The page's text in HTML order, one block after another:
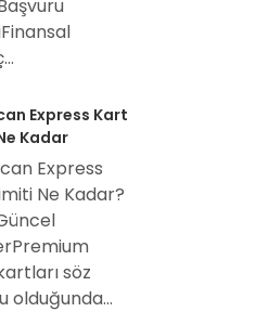
Express Kart
Kadar
Express
Ne Kadar?
söz
olduğunda...